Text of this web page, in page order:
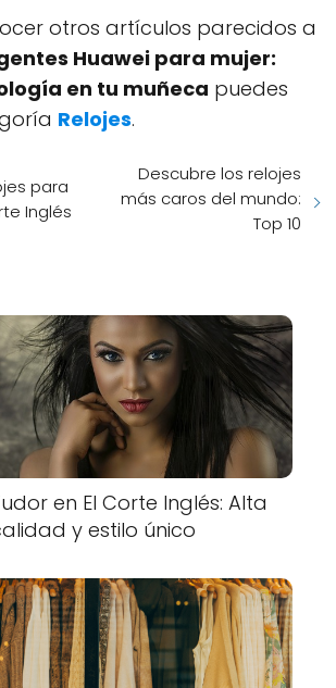
otros artículos parecidos a
Huawei para mujer:
en tu muñeca puedes
Relojes.
para
Inglés
Descubre los relojes
más caros del mundo:
Top 10
en El Corte Inglés: Alta
y estilo único